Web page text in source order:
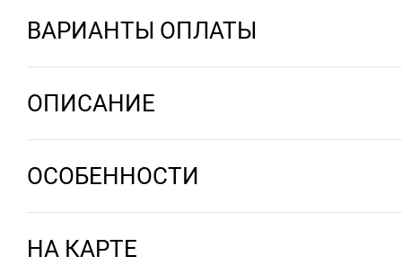
ВАРИАНТЫ ОПЛАТЫ
ОПИСАНИЕ
ОСОБЕННОСТИ
НА КАРТЕ